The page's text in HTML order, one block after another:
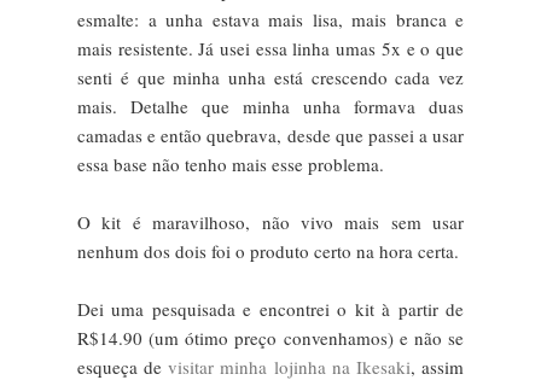
esmalte: a unha estava mais lisa, mais branca e
mais resistente. Já usei essa linha umas 5x e o que
senti é que minha unha está crescendo cada vez
mais. Detalhe que minha unha formava duas
camadas e então quebrava, desde que passei a usar
essa base não tenho mais esse problema.
O kit é maravilhoso, não vivo mais sem usar
nenhum dos dois foi o produto certo na hora certa.
Dei uma pesquisada e encontrei o kit à partir de
R$14.90 (um ótimo preço convenhamos) e não se
esqueça devisitar minha lojinha na Ikesaki, assim